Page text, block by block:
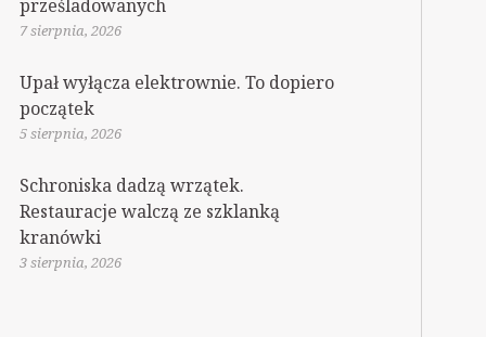
prześladowanych
7 sierpnia, 2026
Upał wyłącza elektrownie. To dopiero
początek
5 sierpnia, 2026
Schroniska dadzą wrzątek.
Restauracje walczą ze szklanką
kranówki
3 sierpnia, 2026